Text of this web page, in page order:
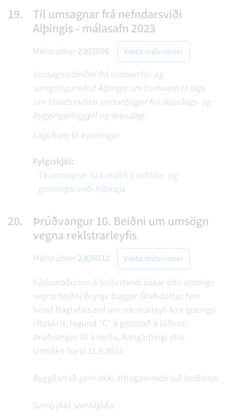
19.
Til umsagnar frá nefndarsviði
Alþingis - málasafn 2023
Málsnúmer 2303006 Vakta málsnúmer
Umsagnarbeiðni frá Umhverfis- og
samgöngunefnd Alþingis um frumvarp til laga
um tímabundnar undanþágur frá skipulags- og
byggingarlöggjöf og skipulagi.
Lagt fram til kynningar.
Fylgiskjöl:
Til umsagnar 314. mál frá nefnda- og
greiningarsviði Alþingis
20.
Þrúðvangur 10. Beiðni um umsögn
vegna reklstrarleyfis
Málsnúmer 2309032 Vakta málsnúmer
Sýslumaðurinn á Suðurlandi óskar eftir umsögn
vegna beiðni Brynju Daggar Ólafsdóttur fyrir
hönd Naglafars ehf um rekstrarleyfi fyrir gistingu
í flokki II, tegund "C" á gististað á lóðinni
Þrúðvangur 10 á Hellu, Rangárþingi ytra.
Umsókn barst 11.9.2023.
Byggðarráð gerir ekki athugasemdir við beiðnina.
Samþykkt samhljóða.